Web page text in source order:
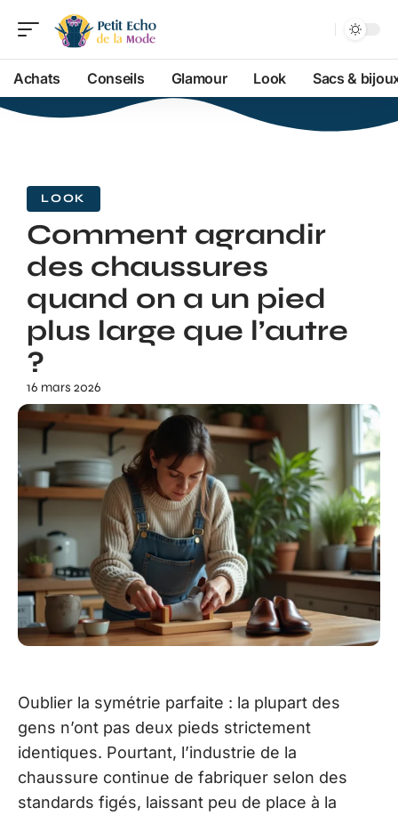
Achats Conseils Glamour Look Sacs &
LOOK
Comment agrandir
des chaussures
quand on a un pied
plus large que l’autre
?
16 mars 2026
Oublier la symétrie parfaite : la plupart des
gens n’ont pas deux pieds strictement
identiques. Pourtant, l’industrie de la
chaussure continue de fabriquer selon des
standards figés, laissant peu de place à la